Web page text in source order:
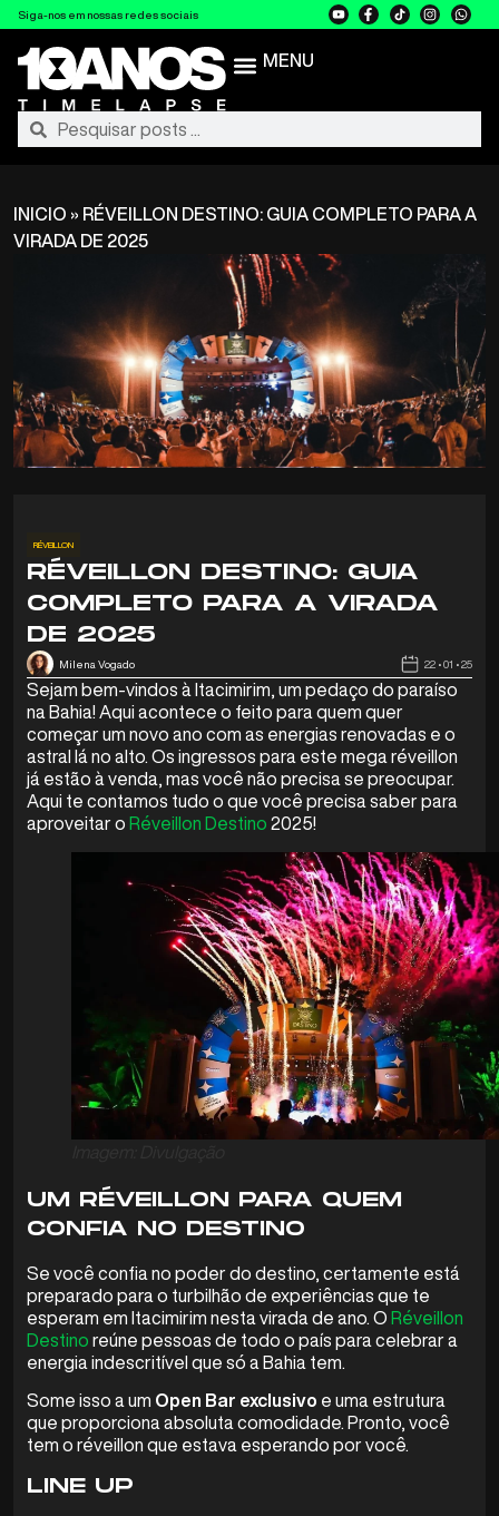
Siga-nos em nossas redes sociais
MENU
INICIO » RÉVEILLON DESTINO: GUIA COMPLETO PARA A
VIRADA DE 2025
RÉVEILLON
RÉVEILLON DESTINO: GUIA
COMPLETO PARA A VIRADA
DE 2025
Milena Vogado 22 • 01 • 25
Sejam bem-vindos à Itacimirim, um pedaço do paraíso
na Bahia! Aqui acontece o feito para quem quer
começar um novo ano com as energias renovadas e o
astral lá no alto. Os ingressos para este mega réveillon
já estão à venda, mas você não precisa se preocupar.
Aqui te contamos tudo o que você precisa saber para
aproveitar o Réveillon Destino 2025!
UM RÉVEILLON PARA QUEM
CONFIA NO DESTINO
Se você confia no poder do destino, certamente está
preparado para o turbilhão de experiências que te
esperam em Itacimirim nesta virada de ano. O Réveillon
Destino reúne pessoas de todo o país para celebrar a
energia indescritível que só a Bahia tem.
Some isso a um Open Bar exclusivo e uma estrutura
que proporciona absoluta comodidade. Pronto, você
tem o réveillon que estava esperando por você.
LINE UP